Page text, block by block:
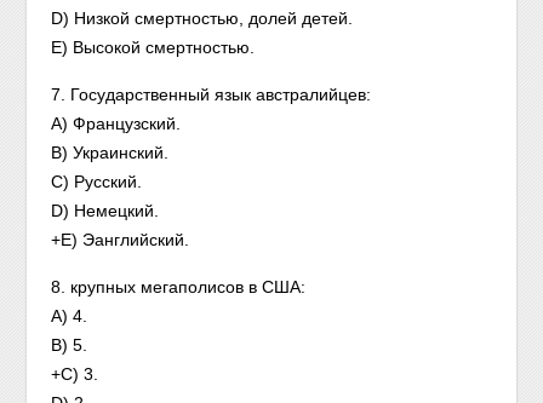
D) Низкой смертностью, долей детей.
E) Высокой смертностью.
7. Государственный язык австралийцев:
A) Французский.
B) Украинский.
C) Русский.
D) Немецкий.
+E) Эанглийский.
8. крупных мегаполисов в США:
A) 4.
B) 5.
+C) 3.